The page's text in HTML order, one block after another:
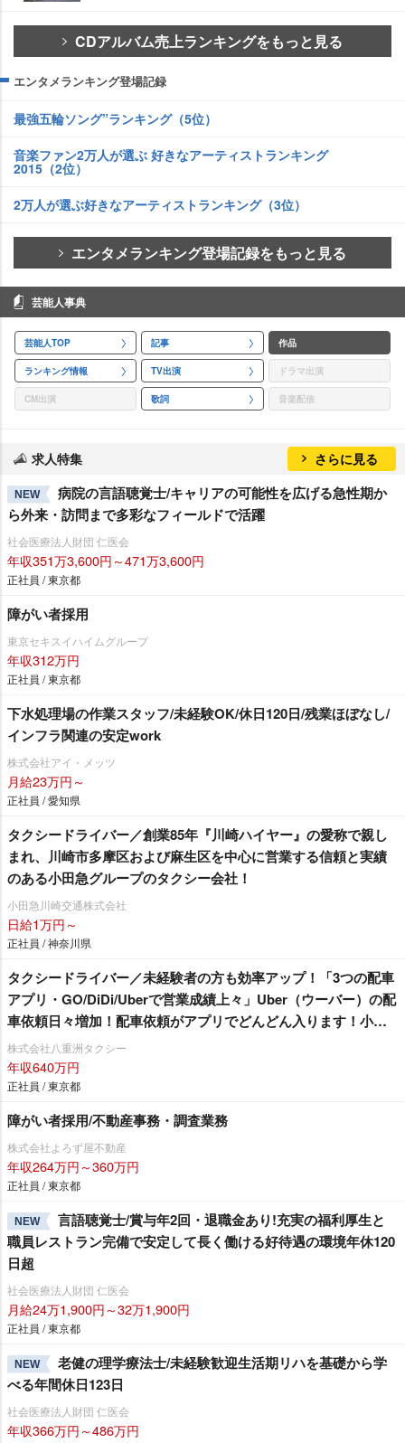
CDアルバム売上ランキングをもっと見る
エンタメランキング登場記録
最強五輪ソング”ランキング（5位）
音楽ファン2万人が選ぶ 好きなアーティストランキング
2015（2位）
2万人が選ぶ好きなアーティストランキング（3位）
エンタメランキング登場記録をもっと見る
芸能人事典
芸能人TOP 記事 作品
ランキング情報 TV出演 ドラマ出演
CM出演 歌詞 音楽配信
求人特集 さらに見る
NEW
病院の言語聴覚士/キャリアの可能性を広げる急性期か
ら外来・訪問まで多彩なフィールドで活躍
社会医療法人財団 仁医会
年収351万3,600円～471万3,600円
正社員 / 東京都
障がい者採用
東京セキスイハイムグループ
年収312万円
正社員 / 東京都
下水処理場の作業スタッフ/未経験OK/休日120日/残業ほぼなし/
インフラ関連の安定work
株式会社アイ・メッツ
月給23万円～
正社員 / 愛知県
タクシードライバー／創業85年『川崎ハイヤー』の愛称で親し
まれ、川崎市多摩区および麻生区を中心に営業する信頼と実績
のある小田急グループのタクシー会社！
小田急川崎交通株式会社
日給1万円～
正社員 / 神奈川県
タクシードライバー／未経験者の方も効率アップ！「3つの配車
アプリ・GO/DiDi/Uberで営業成績上々」Uber（ウーバー）の配
車依頼日々増加！配車依頼がアプリでどんどん入ります！小田
急線・東急田園都市沿線にお住まいの方必見☆ 未経験者の方
も安心「3ヶ月30万円給料保証」乗務員さん最優先の職場環境！
嬉しい待遇も盛りだくさん♪「 経験者対象で入社20万円支
できますよ♪
株式会社八重洲タクシー
年収640万円
正社員 / 東京都
障がい者採用/不動産事務・調査業務
株式会社よろず屋不動産
年収264万円～360万円
正社員 / 東京都
NEW
言語聴覚士/賞与年2回・退職金あり!充実の福利厚生と
職員レストラン完備で安定して長く働ける好待遇の環境年休120
日超
社会医療法人財団 仁医会
月給24万1,900円～32万1,900円
正社員 / 東京都
NEW
老健の理学療法士/未経験歓迎生活期リハを基礎から学
べる年間休日123日
社会医療法人財団 仁医会
年収366万円～486万円